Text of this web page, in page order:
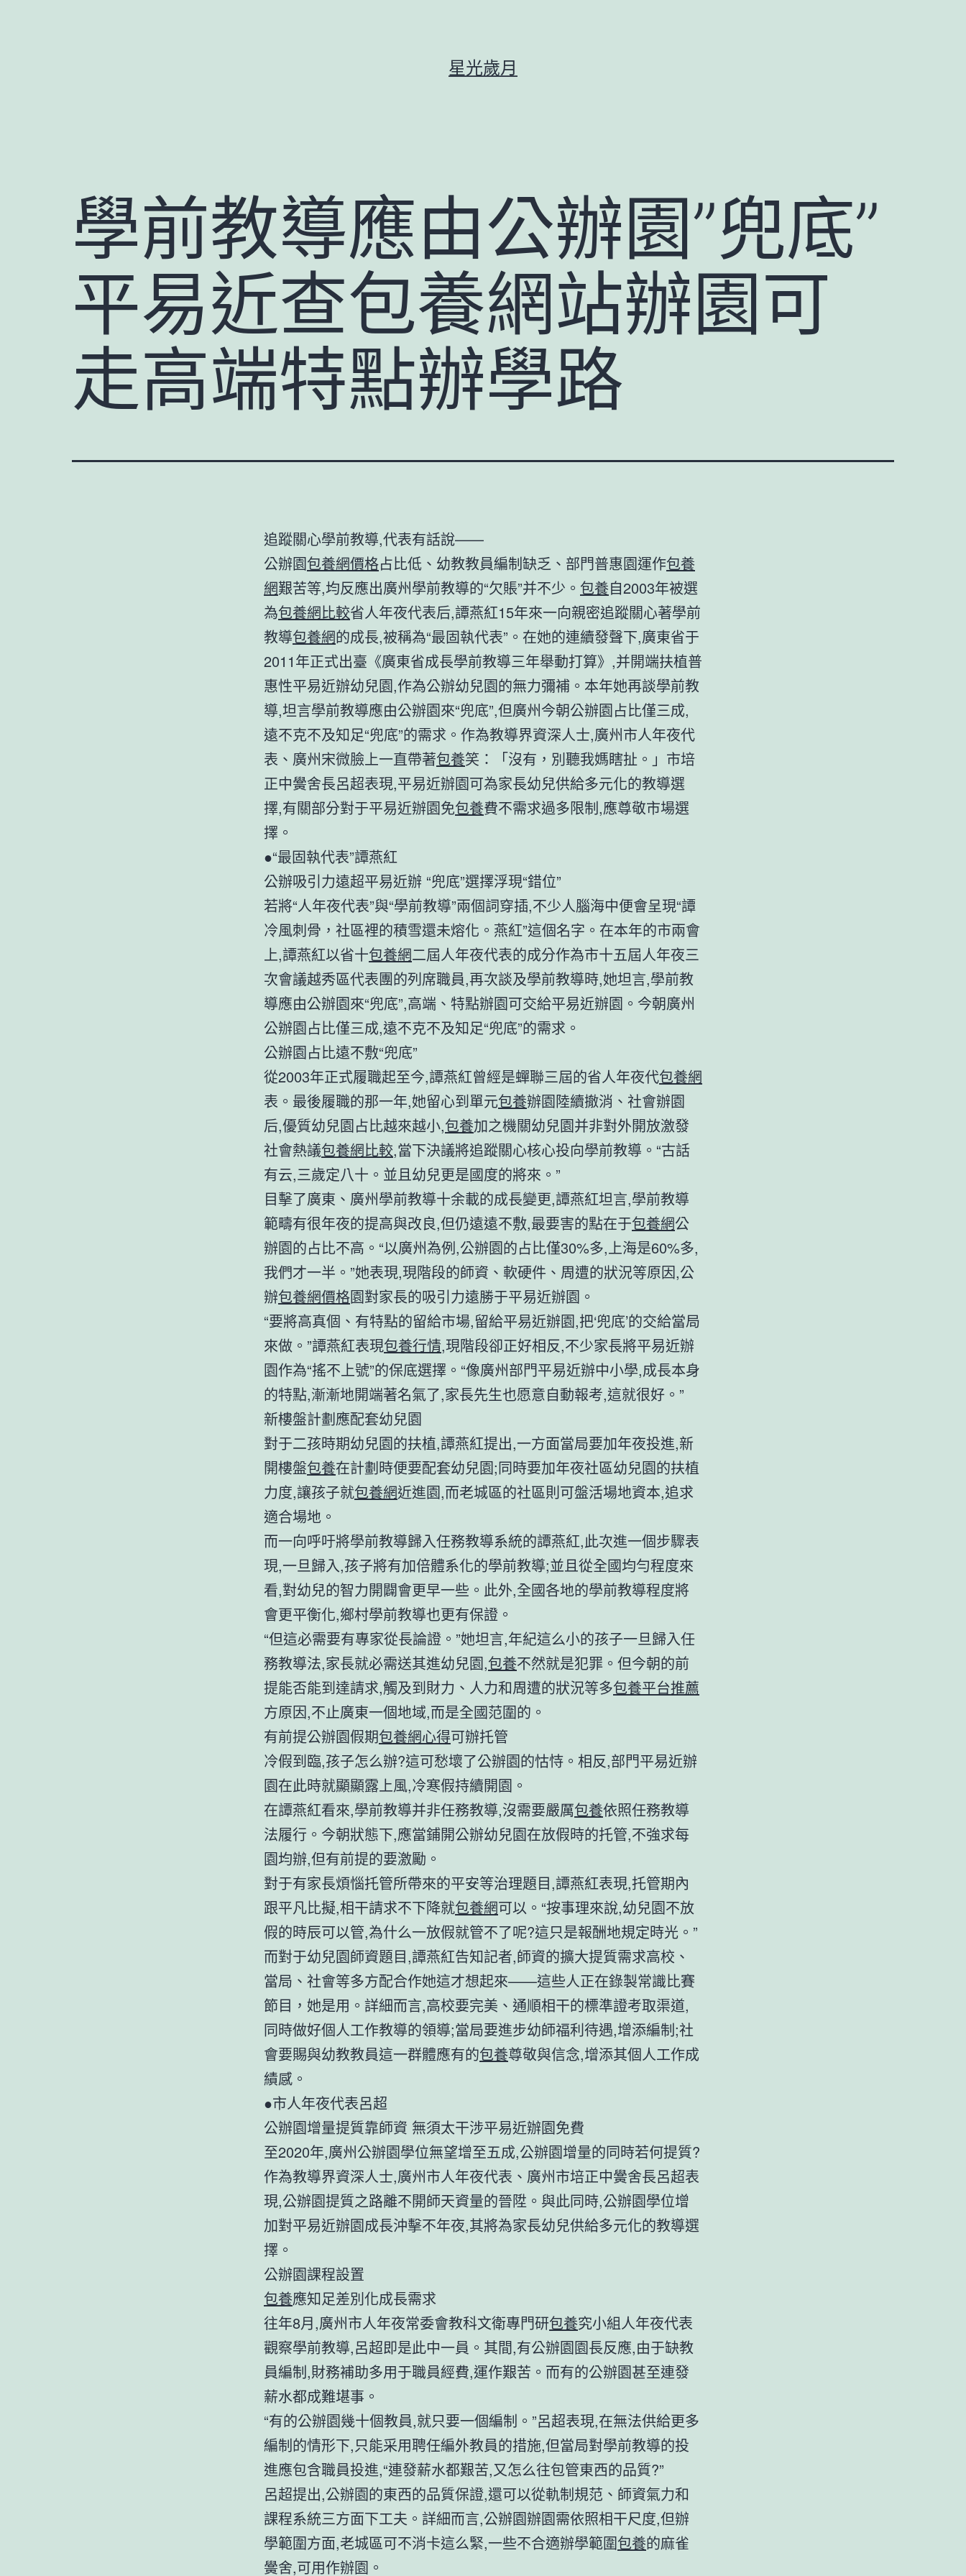
星光歲月
學前教導應由公辦園”兜底”
平易近查包養網站辦園可
走高端特點辦學路
追蹤關心學前教導,代表有話說——
公辦園包養網價格占比低、幼教教員編制缺乏、部門普惠園運作包養
網艱苦等,均反應出廣州學前教導的“欠賬”并不少。 包養自2003年被選
為包養網比較省人年夜代表后,譚燕紅15年來一向親密追蹤關心著學前
教導包養網的成長,被稱為“最固執代表”。在她的連續發聲下,廣東省于
2011年正式出臺《廣東省成長學前教導三年舉動打算》,并開端扶植普
惠性平易近辦幼兒園,作為公辦幼兒園的無力彌補。本年她再談學前教
導,坦言學前教導應由公辦園來“兜底”,但廣州今朝公辦園占比僅三成,
遠不克不及知足“兜底”的需求。作為教導界資深人士,廣州市人年夜代
表、廣州宋微臉上一直帶著包養笑：「沒有，別聽我媽瞎扯。」市培
正中黌舍長呂超表現,平易近辦園可為家長幼兒供給多元化的教導選
擇,有關部分對于平易近辦園免包養費不需求過多限制,應尊敬市場選
擇。
●“最固執代表”譚燕紅
公辦吸引力遠超平易近辦 “兜底”選擇浮現“錯位”
若將“人年夜代表”與“學前教導”兩個詞穿插,不少人腦海中便會呈現“譚
冷風刺骨，社區裡的積雪還未熔化。燕紅”這個名字。在本年的市兩會
上,譚燕紅以省十包養網二屆人年夜代表的成分作為市十五屆人年夜三
次會議越秀區代表團的列席職員,再次談及學前教導時,她坦言,學前教
導應由公辦園來“兜底”,高端、特點辦園可交給平易近辦園。今朝廣州
公辦園占比僅三成,遠不克不及知足“兜底”的需求。
公辦園占比遠不敷“兜底”
從2003年正式履職起至今,譚燕紅曾經是蟬聯三屆的省人年夜代包養網
表。最後履職的那一年,她留心到單元包養辦園陸續撤消、社會辦園
后,優質幼兒園占比越來越小,包養加之機關幼兒園并非對外開放激發
社會熱議包養網比較,當下決議將追蹤關心核心投向學前教導。“古話
有云,三歲定八十。並且幼兒更是國度的將來。”
目擊了廣東、廣州學前教導十余載的成長變更,譚燕紅坦言,學前教導
範疇有很年夜的提高與改良,但仍遠遠不敷,最要害的點在于包養網公
辦園的占比不高。“以廣州為例,公辦園的占比僅30%多,上海是60%多,
我們才一半。”她表現,現階段的師資、軟硬件、周遭的狀況等原因,公
辦包養網價格園對家長的吸引力遠勝于平易近辦園。
“要將高真個、有特點的留給市場,留給平易近辦園,把‘兜底’的交給當局
來做。”譚燕紅表現包養行情,現階段卻正好相反,不少家長將平易近辦
園作為“搖不上號”的保底選擇。“像廣州部門平易近辦中小學,成長本身
的特點,漸漸地開端著名氣了,家長先生也愿意自動報考,這就很好。”
新樓盤計劃應配套幼兒園
對于二孩時期幼兒園的扶植,譚燕紅提出,一方面當局要加年夜投進,新
開樓盤包養在計劃時便要配套幼兒園;同時要加年夜社區幼兒園的扶植
力度,讓孩子就包養網近進園,而老城區的社區則可盤活場地資本,追求
適合場地。
而一向呼吁將學前教導歸入任務教導系統的譚燕紅,此次進一個步驟表
現,一旦歸入,孩子將有加倍體系化的學前教導;並且從全國均勻程度來
看,對幼兒的智力開闢會更早一些。此外,全國各地的學前教導程度將
會更平衡化,鄉村學前教導也更有保證。
“但這必需要有專家從長論證。”她坦言,年紀這么小的孩子一旦歸入任
務教導法,家長就必需送其進幼兒園,包養不然就是犯罪。但今朝的前
提能否能到達請求,觸及到財力、人力和周遭的狀況等多包養平台推薦
方原因,不止廣東一個地域,而是全國范圍的。
有前提公辦園假期包養網心得可辦托管
冷假到臨,孩子怎么辦?這可愁壞了公辦園的怙恃。相反,部門平易近辦
園在此時就顯顯露上風,冷寒假持續開園。
在譚燕紅看來,學前教導并非任務教導,沒需要嚴厲包養依照任務教導
法履行。今朝狀態下,應當鋪開公辦幼兒園在放假時的托管,不強求每
園均辦,但有前提的要激勵。
對于有家長煩惱托管所帶來的平安等治理題目,譚燕紅表現,托管期內
跟平凡比擬,相干請求不下降就包養網可以。“按事理來說,幼兒園不放
假的時辰可以管,為什么一放假就管不了呢?這只是報酬地規定時光。”
而對于幼兒園師資題目,譚燕紅告知記者,師資的擴大提質需求高校、
當局、社會等多方配合作她這才想起來——這些人正在錄製常識比賽
節目，她是用。詳細而言,高校要完美、通順相干的標準證考取渠道,
同時做好個人工作教導的領導;當局要進步幼師福利待遇,增添編制;社
會要賜與幼教教員這一群體應有的包養尊敬與信念,增添其個人工作成
績感。
●市人年夜代表呂超
公辦園增量提質靠師資 無須太干涉平易近辦園免費
至2020年,廣州公辦園學位無望增至五成,公辦園增量的同時若何提質?
作為教導界資深人士,廣州市人年夜代表、廣州市培正中黌舍長呂超表
現,公辦園提質之路離不開師天資量的晉陞。與此同時,公辦園學位增
加對平易近辦園成長沖擊不年夜,其將為家長幼兒供給多元化的教導選
擇。
公辦園課程設置
包養應知足差別化成長需求
往年8月,廣州市人年夜常委會教科文衛專門研包養究小組人年夜代表
觀察學前教導,呂超即是此中一員。其間,有公辦園園長反應,由于缺教
員編制,財務補助多用于職員經費,運作艱苦。而有的公辦園甚至連發
薪水都成難堪事。
“有的公辦園幾十個教員,就只要一個編制。”呂超表現,在無法供給更多
編制的情形下,只能采用聘任編外教員的措施,但當局對學前教導的投
進應包含職員投進,“連發薪水都艱苦,又怎么往包管東西的品質?”
呂超提出,公辦園的東西的品質保證,還可以從軌制規范、師資氣力和
課程系統三方面下工夫。詳細而言,公辦園辦園需依照相干尺度,但辦
學範圍方面,老城區可不消卡這么緊,一些不合適辦學範圍包養的麻雀
黌舍,可用作辦園。